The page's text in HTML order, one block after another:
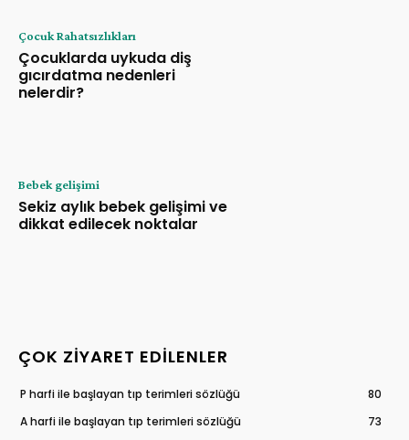
Çocuk Rahatsızlıkları
Çocuklarda uykuda diş
gıcırdatma nedenleri
nelerdir?
Bebek gelişimi
Sekiz aylık bebek gelişimi ve
dikkat edilecek noktalar
ÇOK ZIYARET EDILENLER
P harfi ile başlayan tıp terimleri sözlüğü
80
A harfi ile başlayan tıp terimleri sözlüğü
73